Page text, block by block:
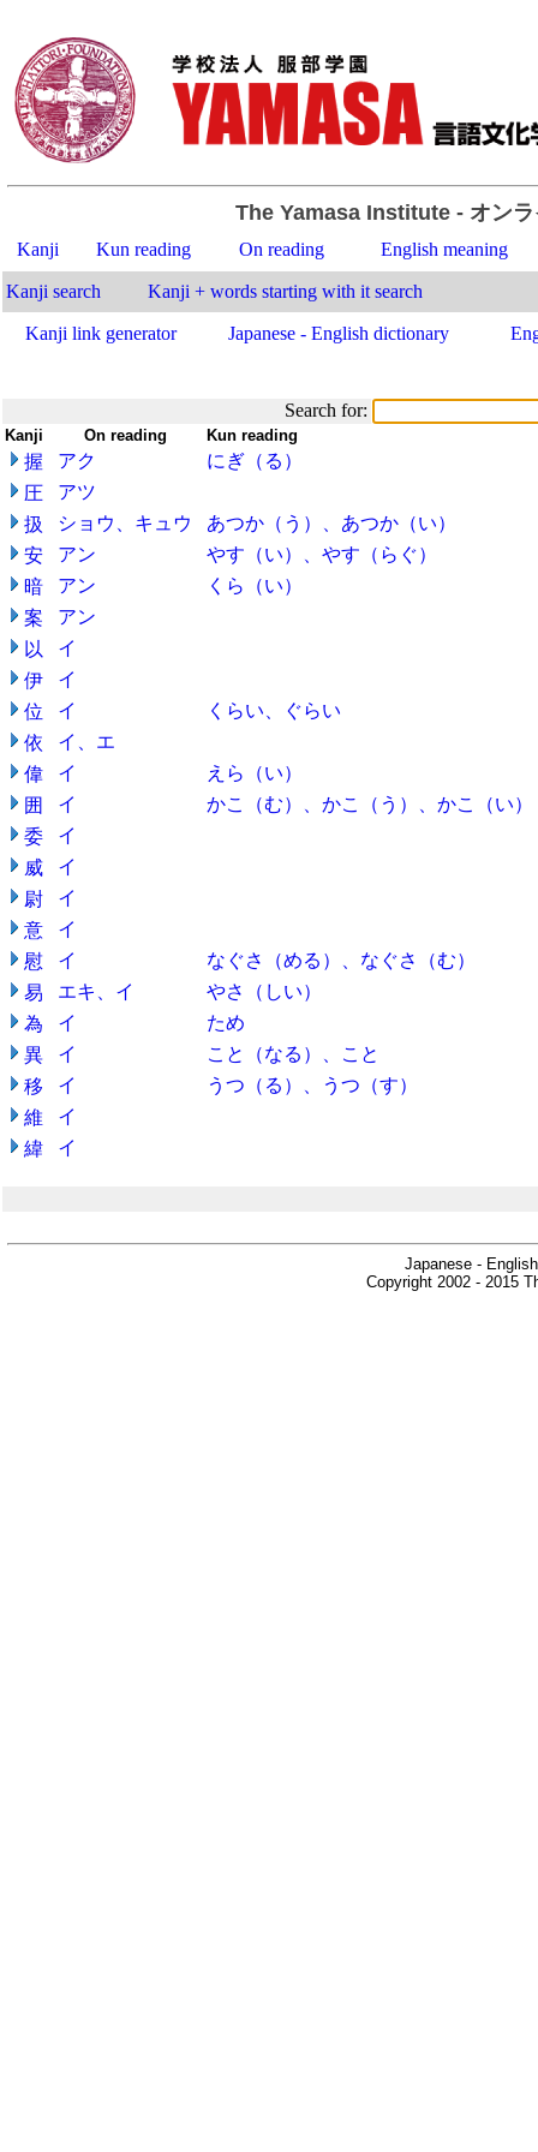
The Yamasa Institute- オンラ
Kanji Kun reading On reading English meaning
Kanji search Kanji + words starting with it search
Kanji link generator Japanese - English dictionary
Search for:
Kanji On reading Kun reading
握 アク
にぎ（る）
圧
アツ
扱
ショウ、キュウ
あつか（う）、あつか（い）
安
アン
やす（い）、やす（らぐ）
暗
アン
くら（い）
案
アン
以
イ
伊
イ
位
イ
くらい、ぐらい
依
イ、エ
偉
イ
えら（い）
囲
イ
かこ（む）、かこ（う）、かこ（い）
委
イ
威
イ
尉
イ
意
イ
慰
イ
なぐさ（める）、なぐさ（む）
易
エキ、イ
やさ（しい）
為
イ
ため
異
イ
こと（なる）、こと
移
イ
うつ（る）、うつ（す）
維
イ
緯
イ
Japanese -
Copyright 2002 - 2015